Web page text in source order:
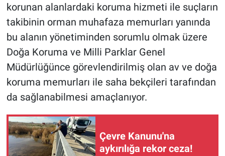
korunan alanlardaki koruma hizmeti ile suçların
takibinin orman muhafaza memurları yanında
bu alanın yönetiminden sorumlu olmak üzere
Doğa Koruma ve Milli Parklar Genel
Müdürlüğünce görevlendirilmiş olan av ve doğa
koruma memurları ile saha bekçileri tarafından
da sağlanabilmesi amaçlanıyor.
Çevre Kanunu'na
aykırılığa rekor ceza!